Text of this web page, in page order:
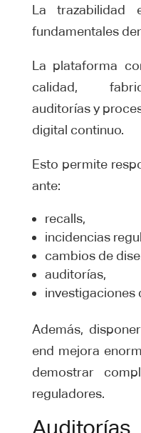
La
fundamentales
La plataforma
calidad,
auditorías y
digital continuo.
Esto permite
ante:
recalls,
incidencias
cambios de
auditorías,
investigaciones
Además,
end mejora
demostrar
reguladores.